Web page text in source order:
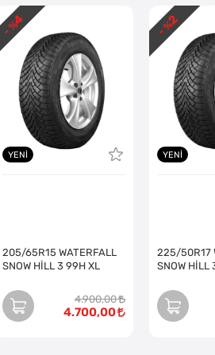
YENI
205/65R15 WATERFALL
SNOW HİLL 3 99H XL
4.900,00
4.700,00
- %
4
YENI
225/50R17
SNOW HİLL
- %
2